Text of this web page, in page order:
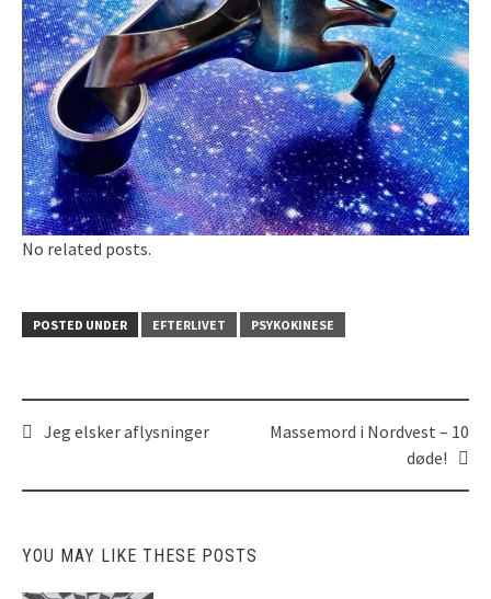
No related posts.
POSTED UNDER EFTERLIVET PSYKOKINESE
Jeg elsker aflysninger
Massemord i Nordvest – 10
døde!
YOU MAY LIKE THESE POSTS